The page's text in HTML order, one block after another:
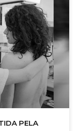
PELA